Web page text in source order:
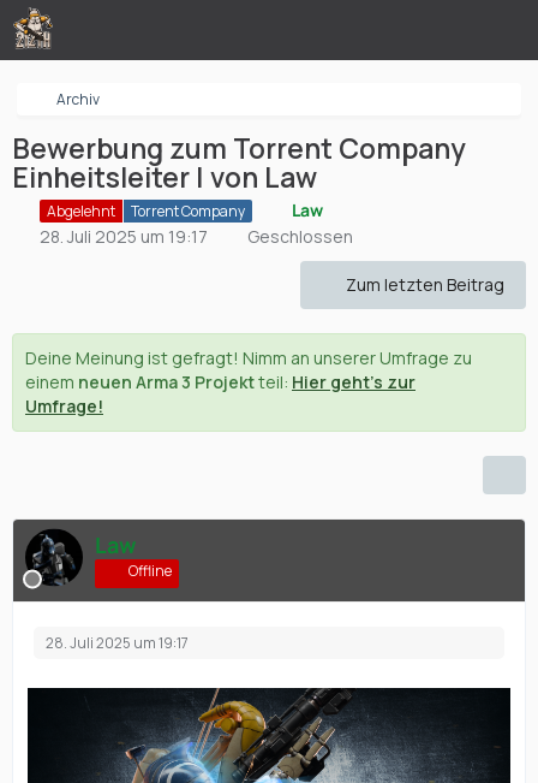
Archiv
Bewerbung zum Torrent Company
Einheitsleiter | von Law
Abgelehnt Torrent Company
Law
28. Juli 2025 um 19:17
Geschlossen
Zum letzten Beitrag
Deine Meinung ist gefragt! Nimm an unserer Umfrage zu
einem neuen Arma 3 Projektteil: Hier geht's zur
Umfrage!
Law
Offline
28. Juli 2025 um 19:17